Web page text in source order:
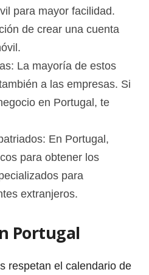
para mayor facilidad.
de crear una cuenta
La mayoría de estos
a las empresas. Si
en Portugal, te
En Portugal,
para obtener los
para
extranjeros.
Portugal
respetan el calendario de